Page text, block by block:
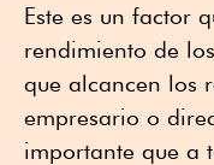
Este es un factor
rendimiento de
que alcancen los
empresario o
importante que a